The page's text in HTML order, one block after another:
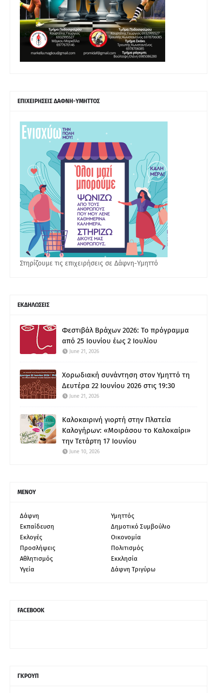
ΕΠΙΧΕΙΡΗΣΕΙΣ ΔΑΦΝΗ-ΥΜΗΤΤΟΣ
Στηρίζουμε τις επιχειρήσεις σε Δάφνη-Υμηττό
ΕΚΔΗΛΩΣΕΙΣ
Φεστιβάλ Βράχων 2026: Το πρόγραμμα
από 25 Ιουνίου έως 2 Ιουλίου
June 21, 2026
Χορωδιακή συνάντηση στον Υμηττό τη
Δευτέρα 22 Ιουνίου 2026 στις 19:30
June 21, 2026
Καλοκαιρινή γιορτή στην Πλατεία
Καλογήρων: «Μοιράσου το Καλοκαίρι»
την Τετάρτη 17 Ιουνίου
June 10, 2026
ΜΕΝΟΥ
Δάφνη
Υμηττός
Εκπαίδευση
Δημοτικό Συμβούλιο
Εκλογές
Οικονομία
Προσλήψεις
Πολιτισμός
Αθλητισμός
Εκκλησία
Υγεία
Δάφνη Τριγύρω
FACEBOOK
ΓΚΡΟΥΠ